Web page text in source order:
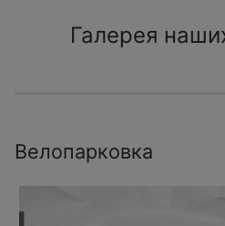
Галерея
Велопарковка